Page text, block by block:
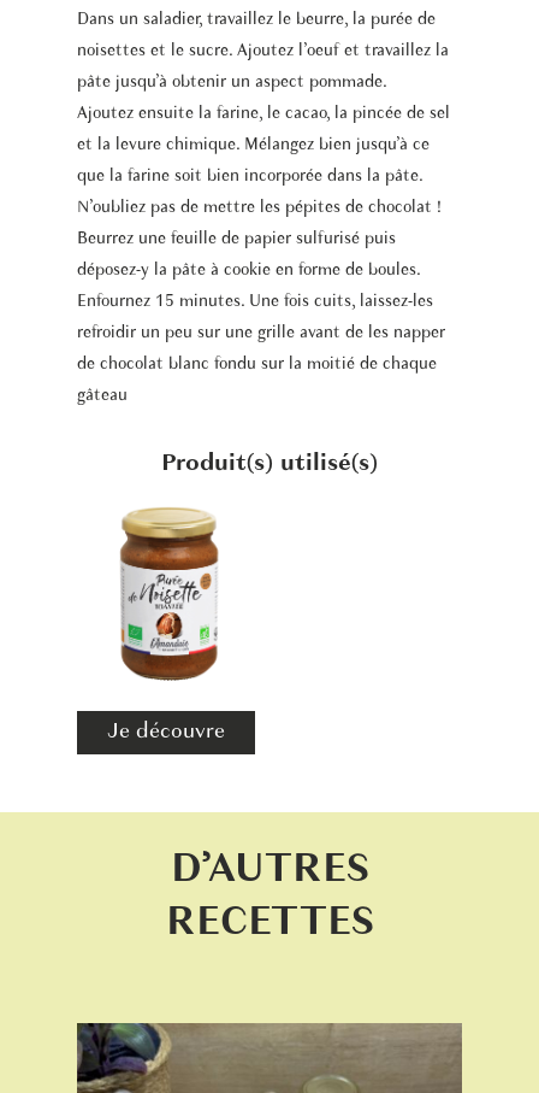
Dans un saladier, travaillez le beurre, la purée de
noisettes et le sucre. Ajoutez l’oeuf et travaillez la
pâte jusqu’à obtenir un aspect pommade.
Ajoutez ensuite la farine, le cacao, la pincée de sel
et la levure chimique. Mélangez bien jusqu’à ce
que la farine soit bien incorporée dans la pâte.
N’oubliez pas de mettre les pépites de chocolat !
Beurrez une feuille de papier sulfurisé puis
déposez-y la pâte à cookie en forme de boules.
Enfournez 15 minutes. Une fois cuits, laissez-les
refroidir un peu sur une grille avant de les napper
de chocolat blanc fondu sur la moitié de chaque
gâteau
Produit(s) utilisé(s)
Je découvre
D’AUTRES
RECETTES